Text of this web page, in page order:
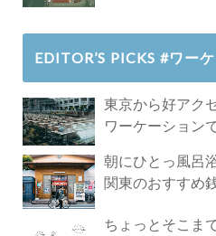
EDITOR’S PICKS #ワー
東京から好アク
ワーケーション
朝にひとっ風呂
関東のおすすめ
ちょっとそこま